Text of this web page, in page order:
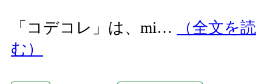
「コデコレ」は、mi…
（全文を読
む）